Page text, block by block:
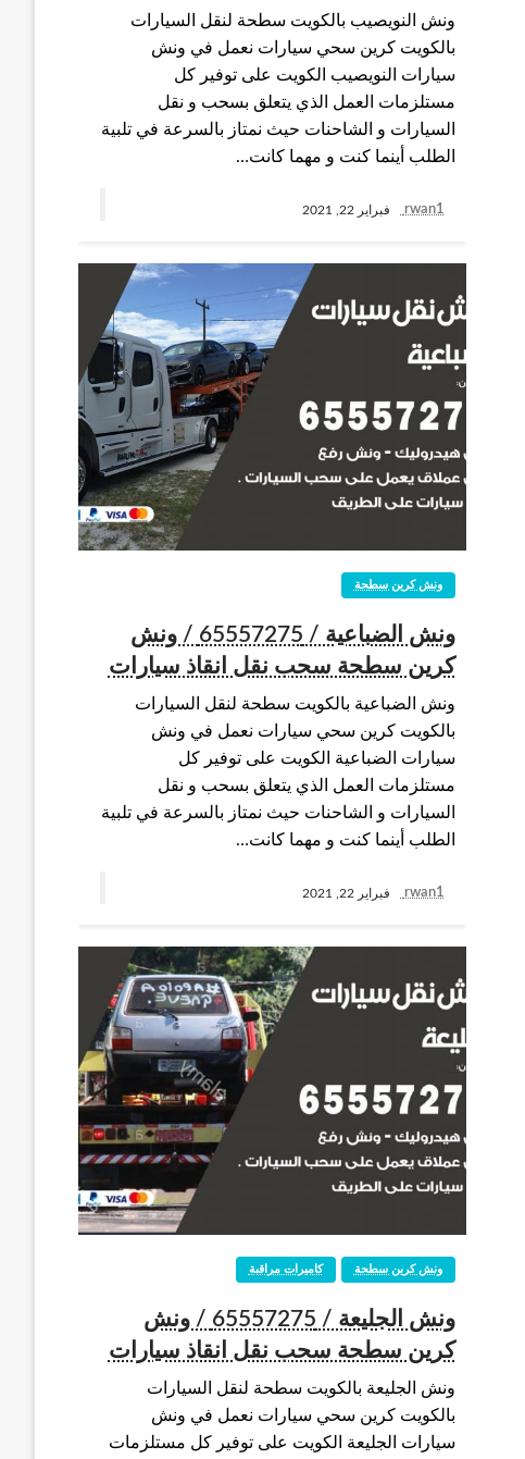
ونش النويصيب بالكويت سطحة لنقل السيارات
بالكويت كرين سحي سيارات نعمل في ونش
سيارات النويصيب الكويت على توفير كل
مستلزمات العمل الذي يتعلق بسحب و نقل
السيارات و الشاحنات حيث نمتاز بالسرعة في تلبية
الطلب أينما كنت و مهما كانت…
rwan1 فبراير 22, 2021
ونش كرين سطحة
ونش الضباعية / 65557275 / ونش
كرين سطحة سحب نقل انقاذ سيارات
ونش الضباعية بالكويت سطحة لنقل السيارات
بالكويت كرين سحي سيارات نعمل في ونش
سيارات الضباعية الكويت على توفير كل
مستلزمات العمل الذي يتعلق بسحب و نقل
السيارات و الشاحنات حيث نمتاز بالسرعة في تلبية
الطلب أينما كنت و مهما كانت…
rwan1 فبراير 22, 2021
كاميرات مراقبة ونش كرين سطحة
ونش الجليعة / 65557275 / ونش
كرين سطحة سحب نقل انقاذ سيارات
ونش الجليعة بالكويت سطحة لنقل السيارات
بالكويت كرين سحي سيارات نعمل في ونش
سيارات الجليعة الكويت على توفير كل مستلزمات